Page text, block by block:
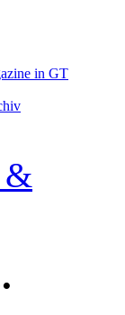
in GT